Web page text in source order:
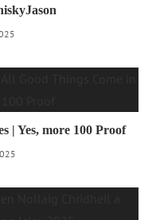
| Yes, more 100 Proof